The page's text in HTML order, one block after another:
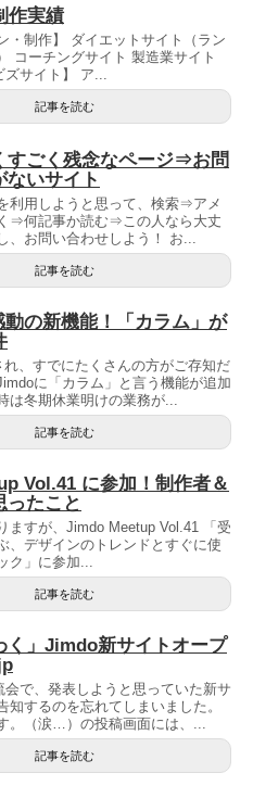
作実績
・制作】 ダイエットサイト（ラン
コーチングサイト 製造業サイト
ズサイト】 ア...
記事を読む
すごく残念なページ⇒お問
ないサイト
利用しようと思って、検索⇒アメ
⇒何記事か読む⇒この人なら大丈
お問い合わせしよう！ お...
記事を読む
動の新機能！「カラム」が
れ、すでにたくさんの方がご存知だ
に「カラム」と言う機能が追加
は冬期休業明けの業務が...
記事を読む
Vol.41 に参加！制作者＆
ったこと
ますが、Jimdo Meetup Vol.41 「受
、デザインのトレンドとすぐに使
ク」に参加...
記事を読む
く」Jimdo新サイトオープ
で、発表しようと思っていた新サ
するのを忘れてしまいました。
。（涙…）の投稿画面には、...
記事を読む